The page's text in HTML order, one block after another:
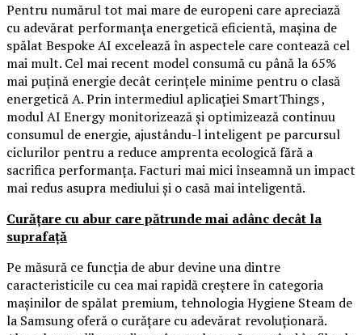
Pentru numărul tot mai mare de europeni care apreciază
cu adevărat performanța energetică eficientă, mașina de
spălat Bespoke AI excelează în aspectele care contează cel
mai mult. Cel mai recent model consumă cu până la 65%
mai puțină energie decât cerințele minime pentru o clasă
energetică A. Prin intermediul aplicației SmartThings ,
modul AI Energy monitorizează și optimizează continuu
consumul de energie, ajustându-l inteligent pe parcursul
ciclurilor pentru a reduce amprenta ecologică fără a
sacrifica performanța. Facturi mai mici înseamnă un impact
mai redus asupra mediului și o casă mai inteligentă.
Curățare cu abur care pătrunde mai adânc decât la
suprafață
Pe măsură ce funcția de abur devine una dintre
caracteristicile cu cea mai rapidă creștere în categoria
mașinilor de spălat premium, tehnologia Hygiene Steam de
la Samsung oferă o curățare cu adevărat revoluționară.